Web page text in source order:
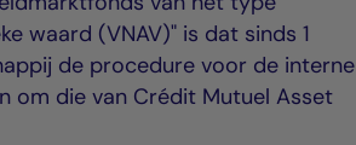
waard (VNAV)" is dat sinds 1
de procedure voor de interne
om die van Crédit Mutuel Asset